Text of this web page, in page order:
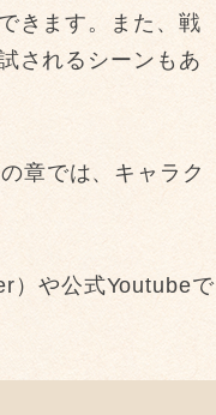
きます。また、戦
されるシーンもあ
章では、キャラク
）や公式Youtubeで